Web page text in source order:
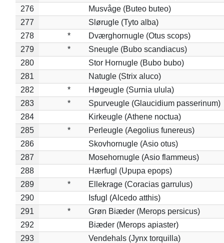
276
Musvåge (Buteo buteo)
277
Slørugle (Tyto alba)
278
*
Dværghornugle (Otus scops)
279
*
Sneugle (Bubo scandiacus)
280
Stor Hornugle (Bubo bubo)
281
Natugle (Strix aluco)
282
*
Høgeugle (Surnia ulula)
283
*
Spurveugle (Glaucidium passerinum)
284
Kirkeugle (Athene noctua)
285
*
Perleugle (Aegolius funereus)
286
Skovhornugle (Asio otus)
287
Mosehornugle (Asio flammeus)
288
Hærfugl (Upupa epops)
289
*
Ellekrage (Coracias garrulus)
290
Isfugl (Alcedo atthis)
291
*
Grøn Biæder (Merops persicus)
292
Biæder (Merops apiaster)
293
Vendehals (Jynx torquilla)